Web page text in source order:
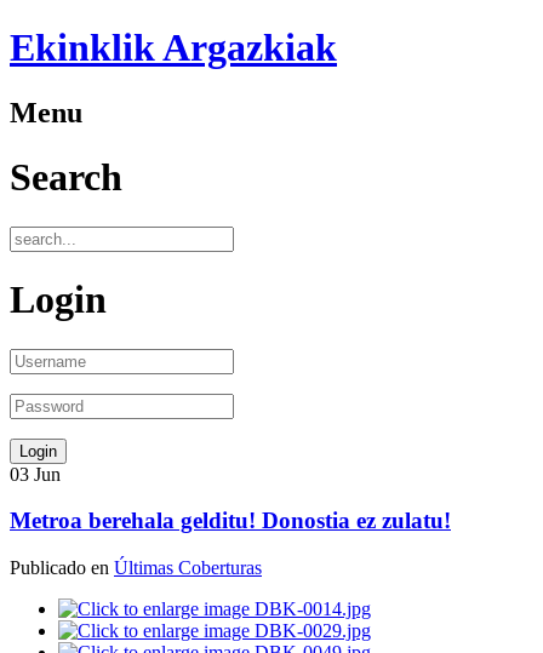
Ekinklik Argazkiak
Menu
Search
Login
03 Jun
Metroa berehala gelditu! Donostia ez zulatu!
Publicado en Últimas Coberturas